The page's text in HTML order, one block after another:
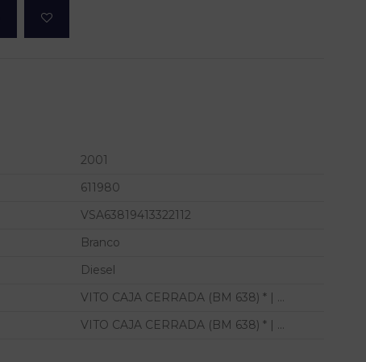
2001
611980
VSA63819413322112
Branco
Diesel
VITO CAJA CERRADA (BM 638) * | ...
VITO CAJA CERRADA (BM 638) * | ...